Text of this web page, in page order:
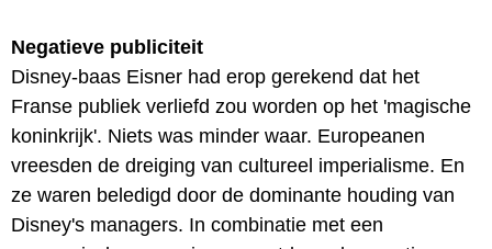
Negatieve publiciteit
Disney-baas Eisner had erop gerekend dat het
Franse publiek verliefd zou worden op het 'magische
koninkrijk'. Niets was minder waar. Europeanen
vreesden de dreiging van cultureel imperialisme. En
ze waren beledigd door de dominante houding van
Disney's managers. In combinatie met een